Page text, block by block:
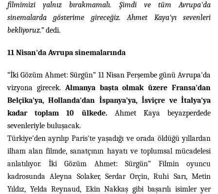
filmimizi yalnız bırakmamalı. Şimdi ve tüm Avrupa'da
sinemalarda gösterime gireceğiz. Ahmet Kaya'yı sevenleri
bekliyoruz.” dedi.
11 Nisan'da Avrupa sinemalarında
“İki Gözüm Ahmet: Sürgün” 11 Nisan Perşembe günü Avrupa'da
vizyona girecek. Almanya başta olmak üzere Fransa'dan
Belçika'ya, Hollanda'dan İspanya'ya, İsviçre ve İtalya'ya
kadar toplam 10 ülkede. Ahmet Kaya beyazperdede
sevenleriyle buluşacak.
Türkiye'den ayrılıp Paris'te yaşadığı ve orada öldüğü yıllardan
ilham alan filmde, sanatçının hayatı ve toplumsal mücadelesi
anlatılıyor. İki Gözüm Ahmet: Sürgün” Filmin oyuncu
kadrosunda Aleyna Solaker, Serdar Orçin, Ruhi Sarı, Metin
Yıldız, Yelda Reynaud, Ekin Nakkaş gibi başarılı isimler yer